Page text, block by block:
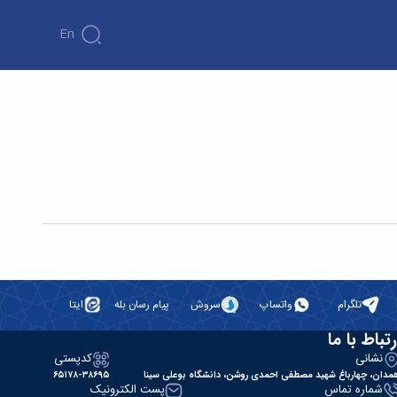
En
تلگرام واتساپ سروش پیام رسان بله ایتا
با ما
نشانی
چهارباغ شهید مصطفی احمدی روشن، دانشگاه بوعلی سینا
کدپستی
۶۵۱۷۸-۳۸۶۹۵
شماره تماس پست الکترونیک